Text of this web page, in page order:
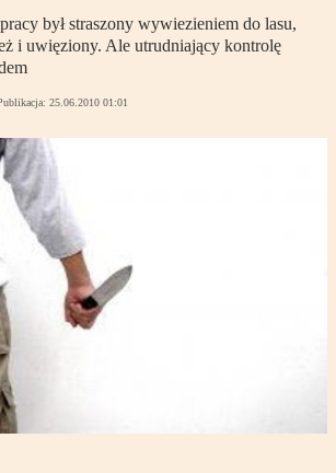
był straszony wywiezieniem do lasu,
i uwięziony. Ale utrudniający kontrolę
25.06.2010 01:01